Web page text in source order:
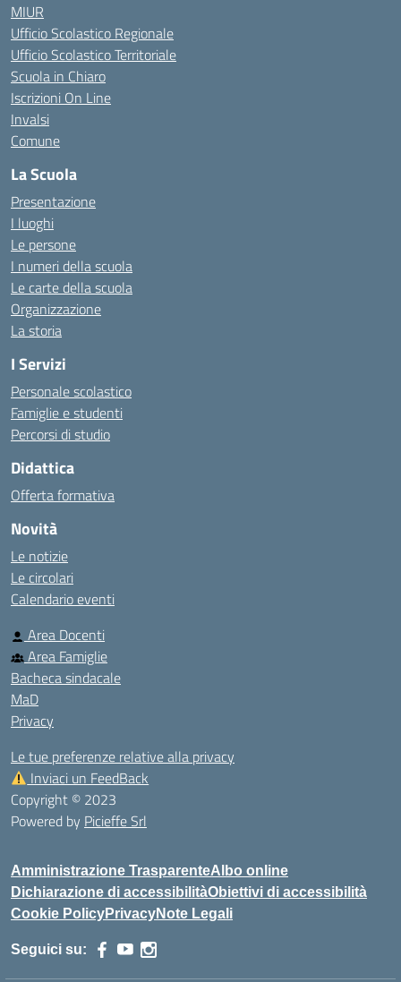
MIUR
Ufficio Scolastico Regionale
Ufficio Scolastico Territoriale
Scuola in Chiaro
Iscrizioni On Line
Invalsi
Comune
La Scuola
Presentazione
I luoghi
Le persone
I numeri della scuola
Le carte della scuola
Organizzazione
La storia
I Servizi
Personale scolastico
Famiglie e studenti
Percorsi di studio
Didattica
Offerta formativa
Novità
Le notizie
Le circolari
Calendario eventi
Area Docenti
Area Famiglie
Bacheca sindacale
MaD
Privacy
Le tue preferenze relative alla privacy
Inviaci un FeedBack
Copyright © 2023
Powered by Picieffe Srl
Amministrazione TrasparenteAlbo online
Dichiarazione di accessibilitàObiettivi di accessibilità
Cookie PolicyPrivacyNote Legali
Seguici su: